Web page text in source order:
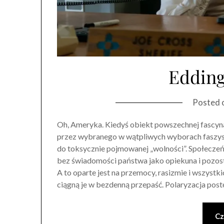
Posted
Oh, Ameryka. Kiedyś obiekt powszechnej
przez wybranego w wątpliwych wyborach
do toksycznie pojmowanej „wolności”.
bez świadomości państwa jako opiekuna i
A to oparte jest na przemocy, rasizmie i
ciągną je w bezdenną przepaść. Polaryzacja